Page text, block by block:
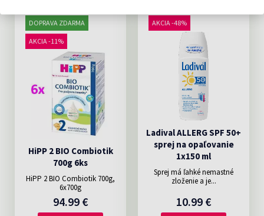
DOPRAVA ZDARMA
AKCIA -11%
HiPP 2 BIO Combiotik
700g 6ks
HiPP 2 BIO Combiotik 700g,
6x700g
94.99 €
AKCIA -48%
Ladival ALLERG SPF 50+
sprej na opaľovanie
1x150 ml
Sprej má ľahké nemastné
zloženie a je...
10.99 €